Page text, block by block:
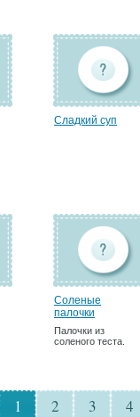
Сладкий суп
Соленые
палочки
Палочки из
соленого теста.
1 2 3 4